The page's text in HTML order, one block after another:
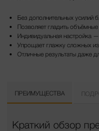
Без дополнительных
Позволяет гладить
Индивидуальная настройка
Упрощает глажку сложных
Отличные результаты даже
ПРЕИМУЩЕСТВА
Краткий обзор